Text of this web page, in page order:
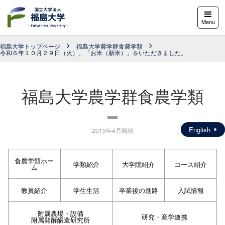
Menu
福島大学トップページ
福島大学農学群食農学類
令和６年１０月２９日（火）、「お米（新米）」をいただきました。
福島大学農学群食農学類
2019年4月開設 English
食農学類ホー
ム 学類紹介 大学院紹介 コース紹介
教員紹介 学生生活 卒業後の進路 入試情報
附属農場・設備
附属発酵醸造研究所 研究・産学連携